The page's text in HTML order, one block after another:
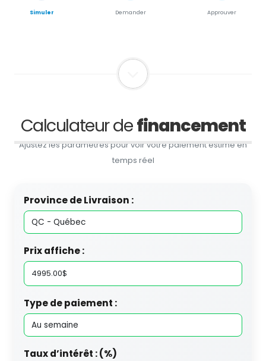
Simuler Demander Approuver
Calculateur definancement
Ajustez les paramètres pour voir votre paiement estimé en
temps réel
Province de Livraison :
Prix affiche :
Type de paiement :
Taux d’intérêt : (%)